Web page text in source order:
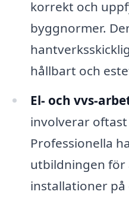
korrekt och
byggnormer.
hållbart och
El- och vvs-
involverar
Professionella
utbildningen för
installationer